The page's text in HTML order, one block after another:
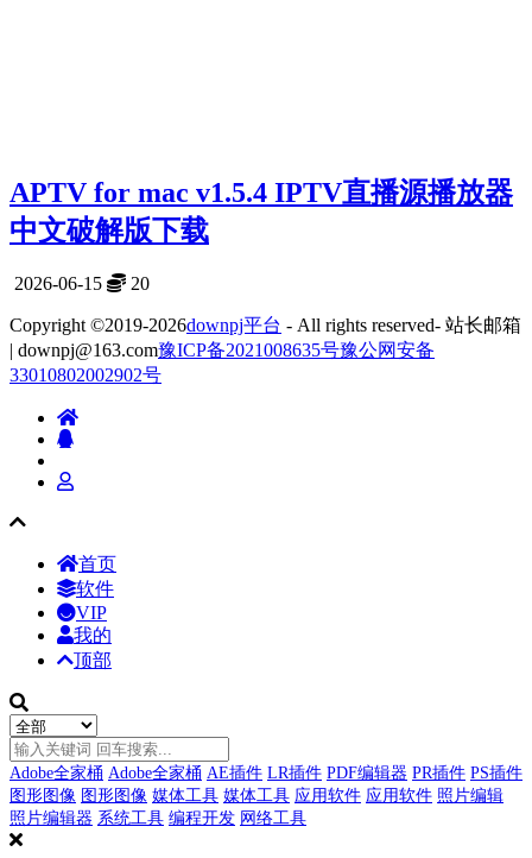
APTV for mac v1.5.4 IPTV直播源播放器
中文破解版下载
2026-06-15 20
Copyright ©2019-2026downpj平台 - All rights reserved- 站长邮箱
| downpj@163.com豫ICP备2021008635号豫公网安备
33010802002902号
首页
软件
VIP
我的
顶部
Adobe全家桶 Adobe全家桶 AE插件 LR插件 PDF编辑器 PR插件 PS插件
图形图像 图形图像 媒体工具 媒体工具 应用软件 应用软件 照片编辑
照片编辑器 系统工具 编程开发 网络工具